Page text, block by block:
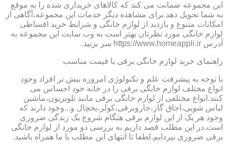
این مجموعه ضمانت می کند که کالاهای خریداری شده را به موقع
به شما تحویل دهد.برای مشاهده دیگر خدمات این مجموعه،آگاهی از
امکانات متنوع و بازدید از لوازم خانگی و شرایط خرید اقساطی
لوازم خانگی مورد نظرتان بهتر است به وب سایت این مجموعه به
آدرس https://www.homeappli.ir سر بزنید.
راهنمای خرید لوازم خانگی برقی با قیمت مناسب
با توجه به پیشرفت علم و تکنولوژی امروزه بیش تر افراد وجود
انواع مختلف لوازم خانگی برقی را در خانه خود احساس می
کنند.انواع مختلفی از لوازم خانگی برقی مانند تلویزیون،ماشین
لباس شویی،اجاق گاز،جاروبرقی،کولر،یخچال و...وجود دارند که
وجود هر یک از این لوازم برقی هنگام شروع یک زندگی ضروری
است.در این مطلب قصد داریم به بررسی دو مورد از لوازم خانگی
برقی ضروری بپردایم.لطفا تا انتهای این مطلب با ما همراه باشید.